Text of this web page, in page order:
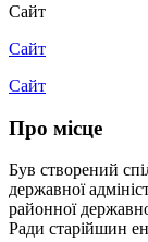
Сайт
Сайт
Сайт
Про місце
Був створений
державної
районної
Ради старійшин